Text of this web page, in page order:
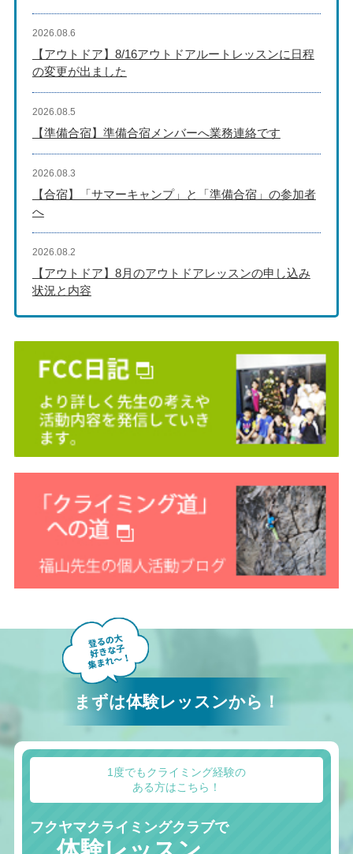
【アウトドア】8/16アウトドアルートレッスンに日程
の変更が出ました
2026.08.6
【準備合宿】準備合宿メンバーへ業務連絡です
2026.08.5
【合宿】「サマーキャンプ」と「準備合宿」の参加者
へ
2026.08.3
【アウトドア】8月のアウトドアレッスンの申し込み
状況と内容
2026.08.2
まずは体験レッスンから！
1度でもクライミング経験の
ある方はこちら！
フクヤマクライミングクラブで